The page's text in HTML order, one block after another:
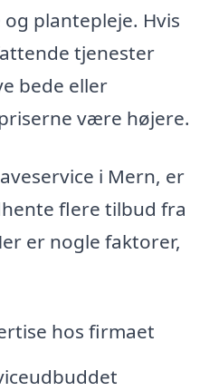
plantepleje. Hvis
tjenester
bede eller
være højere.
i Mern, er
flere tilbud fra
er nogle faktorer,
hos firmaet